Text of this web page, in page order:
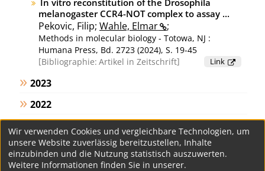
In vitro reconstitution of the Drosophila
melanogaster CCR4-NOT complex to assay ...
Pekovic, Filip; Wahle, Elmar ;
Methods in molecular biology - Totowa, NJ :
Humana Press, Bd. 2723 (2024), S. 19-45
Bibliographie: Artikel in Zeitschrift Link
2023
2022
2020
Wir verwenden Cookies und vergleichbare Technologien, um
unsere Website zuverlässig bereitzustellen, Inhalte
einzubinden und die Nutzung statistisch auszuwerten.
Weitere Informationen finden Sie in unserer.